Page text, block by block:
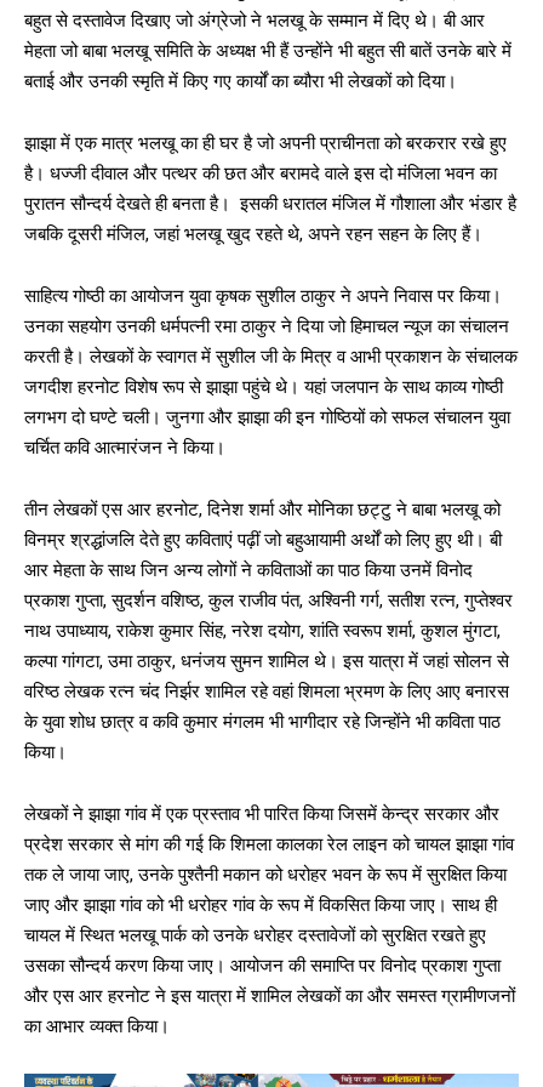
बहुत से दस्तावेज दिखाए जो अंग्रेजो ने भलखू के सम्मान में दिए थे। बी आर
मेहता जो बाबा भलखू समिति के अध्यक्ष भी हैं उन्होंने भी बहुत सी बातें उनके बारे में
बताई और उनकी स्मृति में किए गए कार्यों का ब्यौरा भी लेखकों को दिया।
झाझा में एक मात्र भलखू का ही घर है जो अपनी प्राचीनता को बरकरार रखे हुए
है। धज्जी दीवाल और पत्थर की छत और बरामदे वाले इस दो मंजिला भवन का
पुरातन सौन्दर्य देखते ही बनता है। इसकी धरातल मंजिल में गौशाला और भंडार है
जबकि दूसरी मंजिल, जहां भलखू खुद रहते थे, अपने रहन सहन के लिए हैं।
साहित्य गोष्ठी का आयोजन युवा कृषक सुशील ठाकुर ने अपने निवास पर किया।
उनका सहयोग उनकी धर्मपत्नी रमा ठाकुर ने दिया जो हिमाचल न्यूज का संचालन
करती है। लेखकों के स्वागत में सुशील जी के मित्र व आभी प्रकाशन के संचालक
जगदीश हरनोट विशेष रूप से झाझा पहुंचे थे। यहां जलपान के साथ काव्य गोष्ठी
लगभग दो घण्टे चली। जुनगा और झाझा की इन गोष्ठियों को सफल संचालन युवा
चर्चित कवि आत्मारंजन ने किया।
तीन लेखकों एस आर हरनोट, दिनेश शर्मा और मोनिका छट्टु ने बाबा भलखू को
विनम्र श्रद्धांजलि देते हुए कविताएं पढ़ीं जो बहुआयामी अर्थों को लिए हुए थी। बी
आर मेहता के साथ जिन अन्य लोगों ने कविताओं का पाठ किया उनमें विनोद
प्रकाश गुप्ता, सुदर्शन वशिष्ठ, कुल राजीव पंत, अश्विनी गर्ग, सतीश रत्न, गुप्तेश्वर
नाथ उपाध्याय, राकेश कुमार सिंह, नरेश दयोग, शांति स्वरूप शर्मा, कुशल मुंगटा,
कल्पा गांगटा, उमा ठाकुर, धनंजय सुमन शामिल थे। इस यात्रा में जहां सोलन से
वरिष्ठ लेखक रत्न चंद निर्झर शामिल रहे वहां शिमला भ्रमण के लिए आए बनारस
के युवा शोध छात्र व कवि कुमार मंगलम भी भागीदार रहे जिन्होंने भी कविता पाठ
किया।
लेखकों ने झाझा गांव में एक प्रस्ताव भी पारित किया जिसमें केन्द्र सरकार और
प्रदेश सरकार से मांग की गई कि शिमला कालका रेल लाइन को चायल झाझा गांव
तक ले जाया जाए, उनके पुश्तैनी मकान को धरोहर भवन के रूप में सुरक्षित किया
जाए और झाझा गांव को भी धरोहर गांव के रूप में विकसित किया जाए। साथ ही
चायल में स्थित भलखू पार्क को उनके धरोहर दस्तावेजों को सुरक्षित रखते हुए
उसका सौन्दर्य करण किया जाए। आयोजन की समाप्ति पर विनोद प्रकाश गुप्ता
और एस आर हरनोट ने इस यात्रा में शामिल लेखकों का और समस्त ग्रामीणजनों
का आभार व्यक्त किया।